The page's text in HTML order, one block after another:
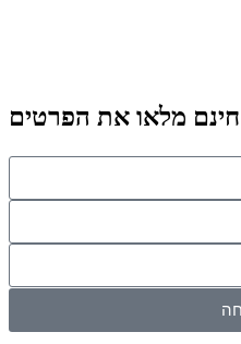
חינם מלאו את הפרטים